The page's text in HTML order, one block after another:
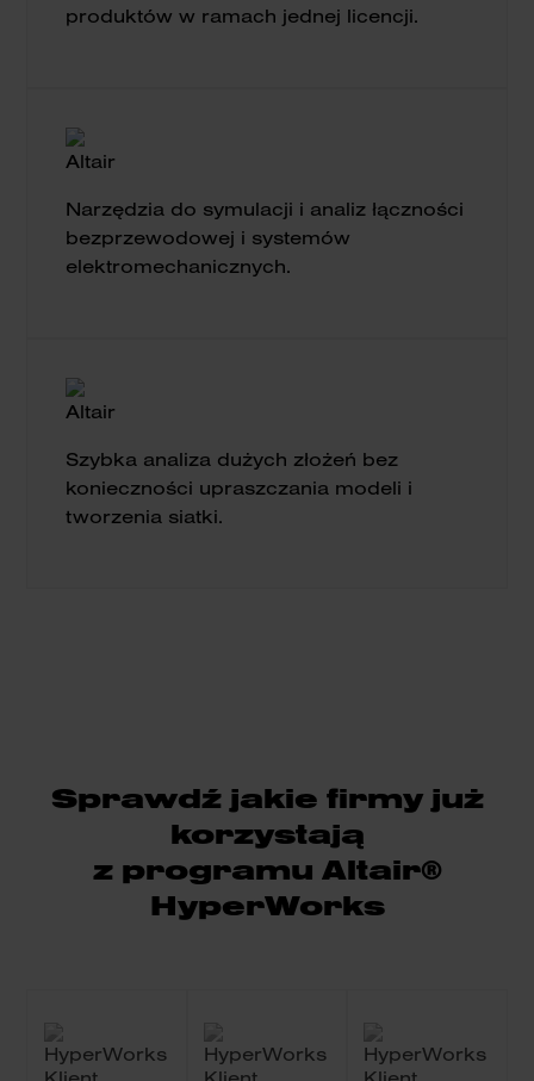
produktów w ramach jednej licencji.
Narzędzia do symulacji i analiz łączności
bezprzewodowej i systemów
elektromechanicznych.
Szybka analiza dużych złożeń bez
konieczności upraszczania modeli i
tworzenia siatki.
Sprawdź jakie firmy już
korzystają
z programu Altair®
HyperWorks